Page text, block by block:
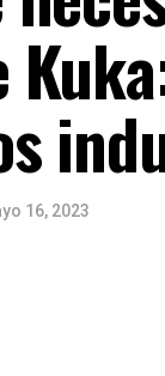
16, 2023